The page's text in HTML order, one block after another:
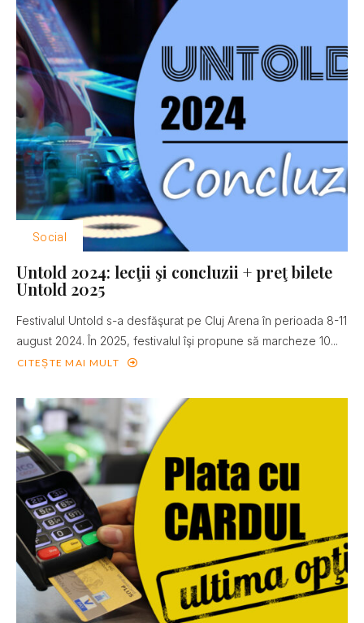
Social
Untold 2024: lecţii şi concluzii + preţ bilete
Untold 2025
Festivalul Untold s-a desfăşurat pe Cluj Arena în perioada 8-11
august 2024. În 2025, festivalul îşi propune să marcheze 10...
CITEȘTE MAI MULT